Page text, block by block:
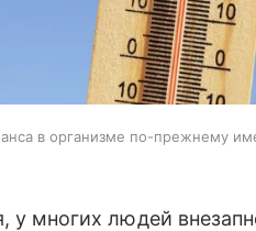
в организме по-прежнему
у многих людей